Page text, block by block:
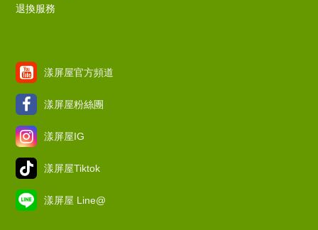
退換服務
漾屏屋官方頻道
漾屏屋粉絲團
漾屏屋IG
漾屏屋Tiktok
漾屏屋 Line@